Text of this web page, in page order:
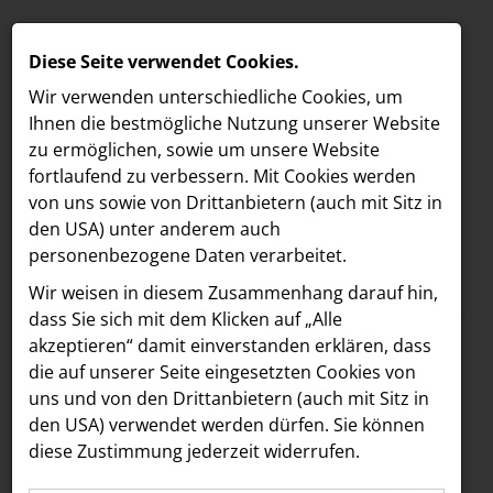
MELDUNGEN
LOEBELL NORDBERG
INNER
aehre
Astoria Artshow
B/S/H Hausgeräte
Meldungen /
Text Bilder
09.10.2018
Globaler Launch von
Intelligence X: Erste
Diese Seite verwendet Cookies.
Wir verwenden unterschiedliche Cookies, um
Ihnen die best­mögliche Nutzung unserer Website
zu ermöglichen, sowie um unsere Website
fortlaufend zu verbessern. Mit Cookies werden
von uns sowie von Drittanbietern (auch mit Sitz in
den USA) unter anderem auch
personenbezogene Daten verarbeitet.
Wir weisen in diesem Zusammenhang darauf hin,
dass Sie sich mit dem Klicken auf „Alle
akzeptieren“ damit ein­ver­standen erklären, dass
die auf unserer Seite eingesetzten Cookies von
uns und von den Drittanbietern (auch mit Sitz in
den USA) verwendet werden dürfen. Sie können
diese Zustimmung jederzeit widerrufen.